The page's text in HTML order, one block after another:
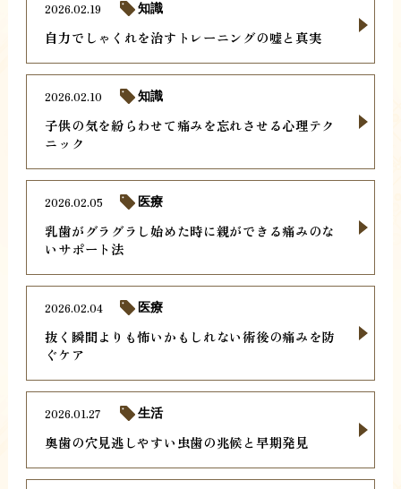
自力でしゃくれを治すトレーニングの嘘と真実
2026.02.19 知識
子供の気を紛らわせて痛みを忘れさせる心理テク
ニック
2026.02.10 知識
乳歯がグラグラし始めた時に親ができる痛みのな
いサポート法
2026.02.05 医療
抜く瞬間よりも怖いかもしれない術後の痛みを防
ぐケア
2026.02.04 医療
奥歯の穴見逃しやすい虫歯の兆候と早期発見
2026.01.27 生活